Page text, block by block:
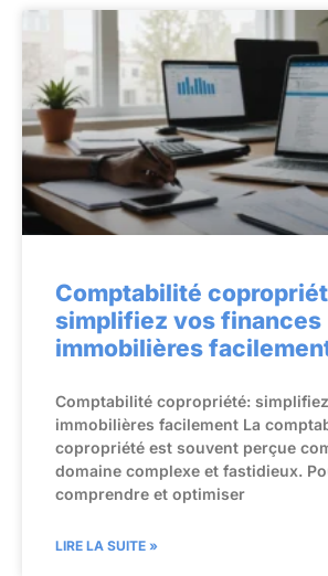
Comptabilité
simplifiez vos finances
immobilières
Comptabilité copropriété:
immobilières facilement La
copropriété est souvent perçue
domaine complexe et fastidieux.
comprendre et optimiser
LIRE LA SUITE »